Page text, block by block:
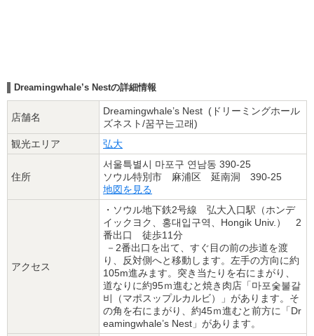
Dreamingwhale’s Nestの詳細情報
店舗名
Dreamingwhale’s Nest (ドリーミングホール
ズネスト/꿈꾸는고래)
観光エリア
弘大
住所
서울특별시 마포구 연남동 390-25
ソウル特別市 麻浦区 延南洞 390-25
地図を見る
アクセス
・ソウル地下鉄2号線 弘大入口駅（ホンデ
イックヨク、홍대입구역、Hongik Univ.） 2
番出口 徒歩11分
－2番出口を出て、すぐ目の前の歩道を渡
り、反対側へと移動します。左手の方向に約
105m進みます。突き当たりを右にまがり、
道なりに約95ｍ進むと焼き肉店「마포숯불갈
비（マポスップルカルビ）」があります。そ
の角を右にまがり、約45ｍ進むと前方に「Dr
eamingwhale’s Nest」があります。